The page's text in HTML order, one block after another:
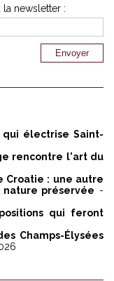
newsletter :
qui électrise Saint-
rencontre l'art du
Croatie : une autre
préservée -
qui feront
Champs-Élysées